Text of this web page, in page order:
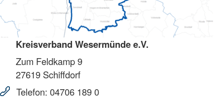
Kreisverband Wesermünde e.V.
Zum Feldkamp 9
27619 Schiffdorf
Telefon: 04706 189 0